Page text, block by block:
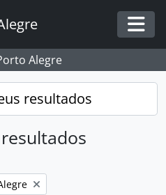
Alegre
resultados